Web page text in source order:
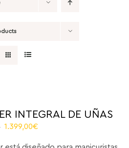
INTEGRAL DE UÑAS
Original
1.399,00€